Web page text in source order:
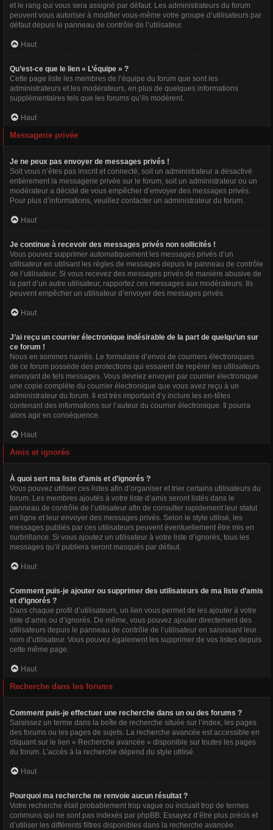
et le rang qui vous sera assigné par défaut. Les administrateurs du forum
peuvent vous autoriser à modifier vous-même votre groupe d’utilisateurs par
défaut depuis le panneau de contrôle de l’utilisateur.
Haut
Qu’est-ce que le lien « L’équipe » ?
Cette page liste les membres de l’équipe du forum que sont les
administrateurs et les modérateurs, en plus de quelques informations
supplémentaires tels que les forums qu’ils modèrent.
Haut
Messagerie privée
Je ne peux pas envoyer de messages privés !
Soit vous n’êtes pas inscrit et connecté, soit un administrateur a désactivé
entièrement la messagerie privée sur le forum, soit un administrateur ou un
modérateur a décidé de vous empêcher d’envoyer des messages privés.
Pour plus d’informations, veuillez contacter un administrateur du forum.
Haut
Je continue à recevoir des messages privés non sollicités !
Vous pouvez supprimer automatiquement les messages privés d’un
utilisateur en utilisant les règles de messages depuis le panneau de contrôle
de l’utilisateur. Si vous recevez des messages privés de manière abusive de
la part d’un autre utilisateur, rapportez ces messages aux modérateurs. Ils
peuvent empêcher un utilisateur d’envoyer des messages privés.
Haut
J’ai reçu un courrier électronique indésirable de la part de quelqu’un sur
ce forum !
Nous en sommes navrés. Le formulaire d’envoi de courriers électroniques
de ce forum possède des protections qui essaient de repérer les utilisateurs
envoyant de tels messages. Vous devriez envoyer par courrier électronique
une copie complète du courrier électronique que vous avez reçu à un
administrateur du forum. Il est très important d’y inclure les en-têtes
contenant des informations sur l’auteur du courrier électronique. Il pourra
alors agir en conséquence.
Haut
Amis et ignorés
À quoi sert ma liste d’amis et d’ignorés ?
Vous pouvez utiliser ces listes afin d’organiser et trier certains utilisateurs du
forum. Les membres ajoutés à votre liste d’amis seront listés dans le
panneau de contrôle de l’utilisateur afin de consulter rapidement leur statut
en ligne et leur envoyer des messages privés. Selon le style utilisé, les
messages publiés par ces utilisateurs peuvent éventuellement être mis en
surbrillance. Si vous ajoutez un utilisateur à votre liste d’ignorés, tous les
messages qu’il publiera seront masqués par défaut.
Haut
Comment puis-je ajouter ou supprimer des utilisateurs de ma liste d’amis
et d’ignorés ?
Dans chaque profil d’utilisateurs, un lien vous permet de les ajouter à votre
liste d’amis ou d’ignorés. De même, vous pouvez ajouter directement des
utilisateurs depuis le panneau de contrôle de l’utilisateur en saisissant leur
nom d’utilisateur. Vous pouvez également les supprimer de vos listes depuis
cette même page.
Haut
Recherche dans les forums
Comment puis-je effectuer une recherche dans un ou des forums ?
Saisissez un terme dans la boîte de recherche située sur l’index, les pages
des forums ou les pages de sujets. La recherche avancée est accessible en
cliquant sur le lien « Recherche avancée » disponible sur toutes les pages
du forum. L’accès à la recherche dépend du style utilisé.
Haut
Pourquoi ma recherche ne renvoie aucun résultat ?
Votre recherche était probablement trop vague ou incluait trop de termes
communs qui ne sont pas indexés par phpBB. Essayez d’être plus précis et
d’utiliser les différents filtres disponibles dans la recherche avancée.